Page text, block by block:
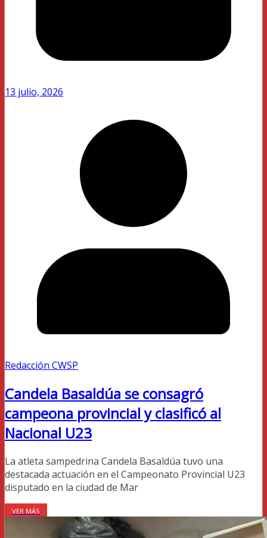
13 julio, 2026
Redacción CWSP
Candela Basaldúa se consagró
campeona provincial y clasificó al
Nacional U23
La atleta sampedrina Candela Basaldúa tuvo una
destacada actuación en el Campeonato Provincial U23
disputado en la ciudad de Mar